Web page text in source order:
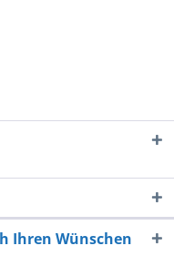
Ihren Wünschen